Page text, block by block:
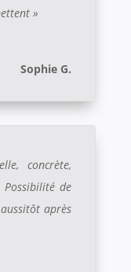
»
Sophie G.
concrète,
de
après